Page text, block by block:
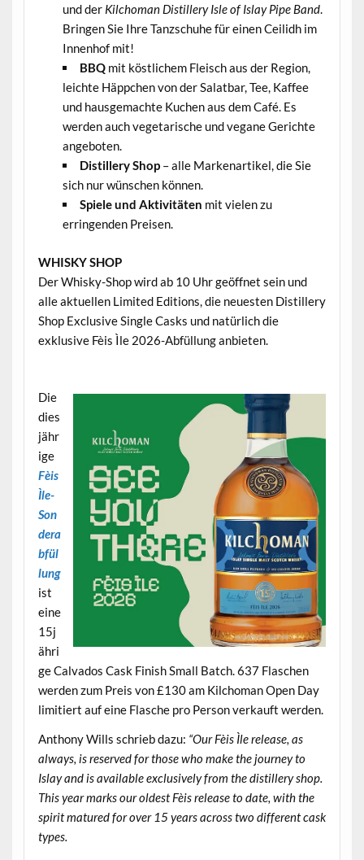
und der Kilchoman Distillery Isle of Islay Pipe Band.
Bringen Sie Ihre Tanzschuhe für einen Ceilidh im
Innenhof mit!
BBQ mit köstlichem Fleisch aus der Region,
leichte Häppchen von der Salatbar, Tee, Kaffee
und hausgemachte Kuchen aus dem Café. Es
werden auch vegetarische und vegane Gerichte
angeboten.
Distillery Shop – alle Markenartikel, die Sie
sich nur wünschen können.
Spiele und Aktivitäten mit vielen zu
erringenden Preisen.
WHISKY SHOP
Der Whisky-Shop wird ab 10 Uhr geöffnet sein und
alle aktuellen Limited Editions, die neuesten Distillery
Shop Exclusive Single Casks und natürlich die
exklusive Fèis Ìle 2026-Abfüllung anbieten.
Die
dies
jähr
ige
Fèis
Ìle-
Son
dera
bfül
lung
ist
eine
15j
ähri
ge Calvados Cask Finish Small Batch. 637 Flaschen
werden zum Preis von £130 am Kilchoman Open Day
limitiert auf eine Flasche pro Person verkauft werden.
Anthony Wills schrieb dazu: “Our Fèis Ìle release, as
always, is reserved for those who make the journey to
Islay and is available exclusively from the distillery shop.
This year marks our oldest Fèis release to date, with the
spirit matured for over 15 years across two different cask
types.